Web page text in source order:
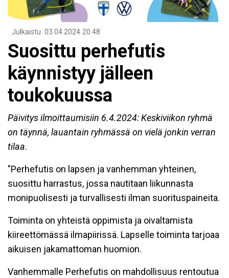
Julkaistu: 03.04.2024 20.48
Suosittu perhefutis
käynnistyy jälleen
toukokuussa
Päivitys ilmoittaumisiin 6.4.2024: Keskiviikon ryhmä
on täynnä, lauantain ryhmässä on vielä jonkin verran
tilaa.
"Perhefutis on lapsen ja vanhemman yhteinen,
suosittu harrastus, jossa nautitaan liikunnasta
monipuolisesti ja turvallisesti ilman suorituspaineita.
Toiminta on yhteistä oppimista ja oivaltamista
kiireettömässä ilmapiirissä. Lapselle toiminta tarjoaa
aikuisen jakamattoman huomion.
Vanhemmalle Perhefutis on mahdollisuus rentoutua